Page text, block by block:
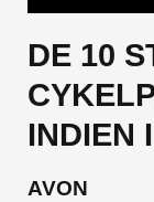
DE 10
INDIEN
AVON